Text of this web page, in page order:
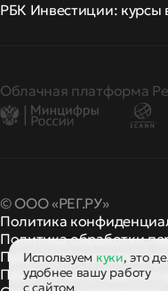
РБК Инвестиции: курсы
Облачная платформа
© ООО «РЕГ.РУ»
Политика
Политика обработки
Правила применения
Правила пользованияи
Используем куки, это
удобнее вашу работу
с сайтом